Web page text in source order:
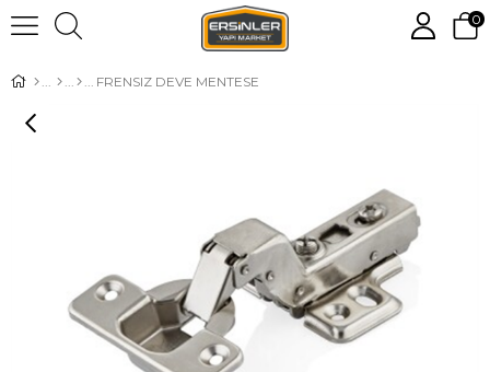
0
FRENSIZ DEVE MENTESE